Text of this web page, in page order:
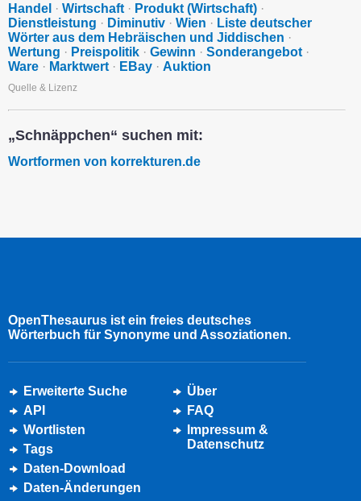
Handel · Wirtschaft · Produkt (Wirtschaft) ·
Dienstleistung · Diminutiv · Wien · Liste deutscher
Wörter aus dem Hebräischen und Jiddischen ·
Wertung · Preispolitik · Gewinn · Sonderangebot ·
Ware · Marktwert · EBay · Auktion
Quelle & Lizenz
„Schnäppchen“ suchen mit:
Wortformen von korrekturen.de
OpenThesaurus ist ein freies deutsches
Wörterbuch für Synonyme und Assoziationen.
Erweiterte Suche
API
Wortlisten
Tags
Daten-Download
Daten-Änderungen
Über
FAQ
Impressum &
Datenschutz